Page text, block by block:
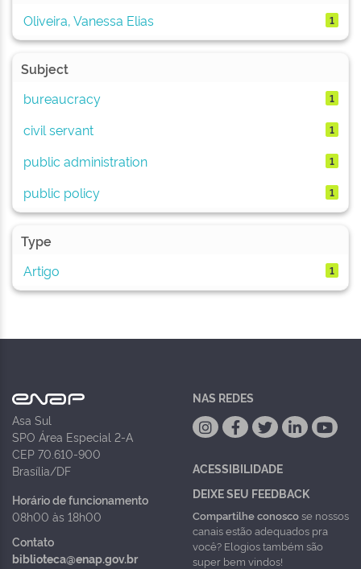
Oliveira, Vanessa Elias
1
Subject
bureaucracy
1
civil servant 1
public administration 1
public policy 1
Type
Artigo
1
Asa Sul
SPO Área Especial 2-A
CEP 70.610-900
Brasília/DF
Horário de funcionamento
08h00 às 18h00
Contato
biblioteca@enap.gov.br
NAS REDES
ACESSIBILIDADE
DEIXE SEU FEEDBACK
Compartilhe conoscose nossos
canais estão adequados pra
você? Elogios também são
super bem vindos!